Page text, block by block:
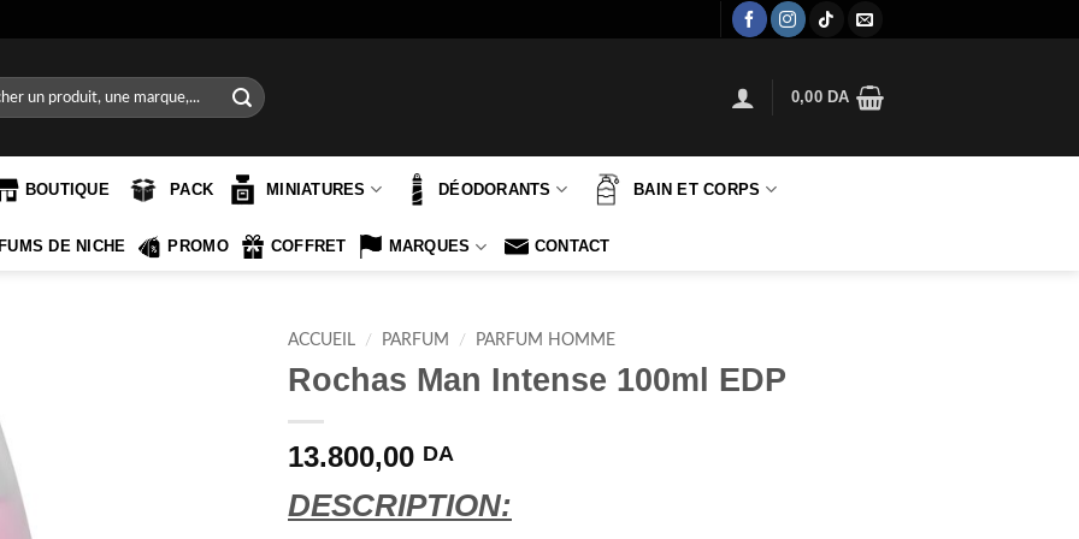
0,00 DA
BOUTIQUE PACK MINIATURES DÉODORANTS BAIN ET CORPS
DE NICHE PROMO COFFRET MARQUES CONTACT
ACCUEIL / PARFUM / PARFUM HOMME
Rochas Man Intense 100ml EDP
13.800,00 DA
DESCRIPTION: